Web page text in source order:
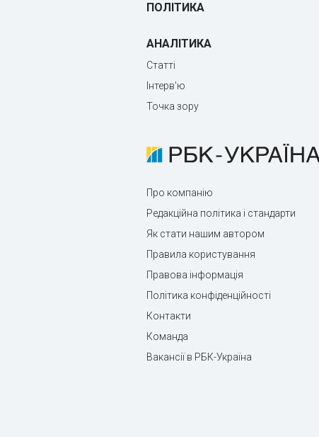
ПОЛІТИКА
АНАЛІТИКА
Статті
Інтерв'ю
Точка зору
Про компанію
Редакційна політика і стандарти
Як стати нашим автором
Правила користування
Правова інформація
Політика конфіденційності
Контакти
Команда
Вакансії в РБК-Україна